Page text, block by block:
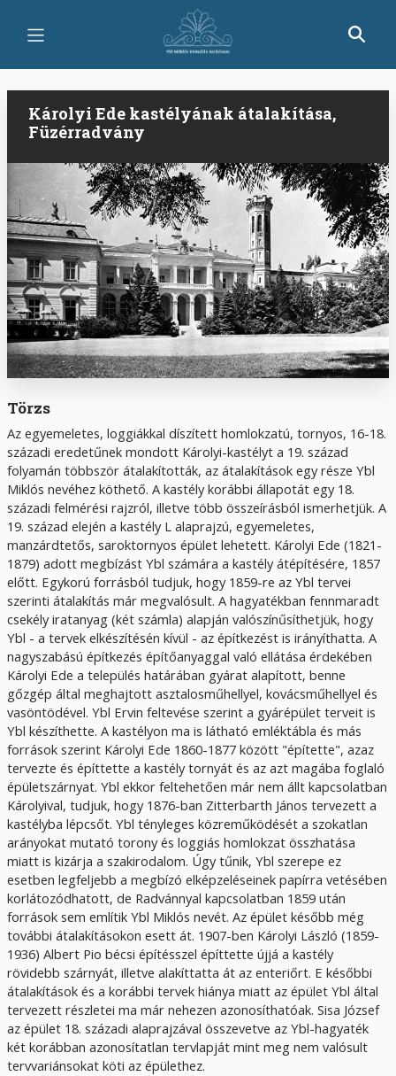
tartalomra
Károlyi Ede kastélyának átalakítása,
Füzérradvány
Törzs
Az egyemeletes, loggiákkal díszített homlokzatú, tornyos, 16-18.
századi eredetűnek mondott Károlyi-kastélyt a 19. század
folyamán többször átalakították, az átalakítások egy része Ybl
Miklós nevéhez köthető. A kastély korábbi állapotát egy 18.
századi felmérési rajzról, illetve több összeírásból ismerhetjük. A
19. század elején a kastély L alaprajzú, egyemeletes,
manzárdtetős, saroktornyos épület lehetett. Károlyi Ede (1821-
1879) adott megbízást Ybl számára a kastély átépítésére, 1857
előtt. Egykorú forrásból tudjuk, hogy 1859-re az Ybl tervei
szerinti átalakítás már megvalósult. A hagyatékban fennmaradt
csekély iratanyag (két számla) alapján valószínűsíthetjük, hogy
Ybl - a tervek elkészítésén kívül - az építkezést is irányíthatta. A
nagyszabású építkezés építőanyaggal való ellátása érdekében
Károlyi Ede a település határában gyárat alapított, benne
gőzgép által meghajtott asztalosműhellyel, kovácsműhellyel és
vasöntödével. Ybl Ervin feltevése szerint a gyárépület terveit is
Ybl készíthette. A kastélyon ma is látható emléktábla és más
források szerint Károlyi Ede 1860-1877 között "építette", azaz
tervezte és építtette a kastély tornyát és az azt magába foglaló
épületszárnyat. Ybl ekkor feltehetően már nem állt kapcsolatban
Károlyival, tudjuk, hogy 1876-ban Zitterbarth János tervezett a
kastélyba lépcsőt. Ybl tényleges közreműködését a szokatlan
arányokat mutató torony és loggiás homlokzat összhatása
miatt is kizárja a szakirodalom. Úgy tűnik, Ybl szerepe ez
esetben legfeljebb a megbízó elképzeléseinek papírra vetésében
korlátozódhatott, de Radvánnyal kapcsolatban 1859 után
források sem említik Ybl Miklós nevét. Az épület később még
további átalakításokon esett át. 1907-ben Károlyi László (1859-
1936) Albert Pio bécsi építésszel építtette újjá a kastély
rövidebb szárnyát, illetve alakíttatta át az enteriőrt. E későbbi
átalakítások és a korábbi tervek hiánya miatt az épület Ybl által
tervezett részletei ma már nehezen azonosíthatóak. Sisa József
az épület 18. századi alaprajzával összevetve az Ybl-hagyaték
két korábban azonosítatlan tervlapját mint meg nem valósult
tervvariánsokat köti az épülethez.